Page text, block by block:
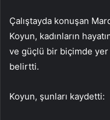
Çalıştayda konuşan
Koyun, kadınların
ve güçlü bir biçimde yer
belirtti.
Koyun, şunları kaydetti: